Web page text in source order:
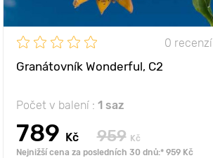
0 recenzí
Granátovník Wonderful, С2
Počet v balení : 1 saz
789 Kč 959
Kč
Nejnižší cena za posledních 30 dnů:* 959 Kč